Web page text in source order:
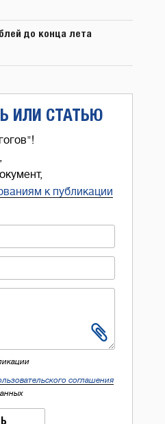
до конца лета
ИЛИ СТАТЬЮ
к публикации
соглашения